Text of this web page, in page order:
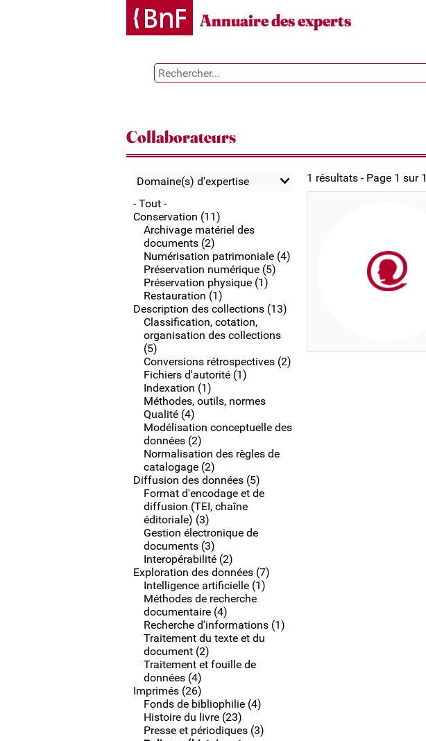
Annuaire des experts
Collaborateurs
Domaine(s) d'expertise
- Tout -
Conservation (11)
Archivage matériel des
documents (2)
Numérisation patrimoniale (4)
Préservation numérique (5)
Préservation physique (1)
Restauration (1)
Description des collections (13)
Classification, cotation,
organisation des collections
(5)
Conversions rétrospectives (2)
Fichiers d'autorité (1)
Indexation (1)
Méthodes, outils, normes
Qualité (4)
Modélisation conceptuelle des
données (2)
Normalisation des règles de
catalogage (2)
Diffusion des données (5)
Format d'encodage et de
diffusion (TEI, chaîne
éditoriale) (3)
Gestion électronique de
documents (3)
Interopérabilité (2)
Exploration des données (7)
Intelligence artificielle (1)
Méthodes de recherche
documentaire (4)
Recherche d'informations (1)
Traitement du texte et du
document (2)
Traitement et fouille de
données (4)
Imprimés (26)
Fonds de bibliophilie (4)
Histoire du livre (23)
Presse et périodiques (3)
1 résultats - Page 1 sur 1